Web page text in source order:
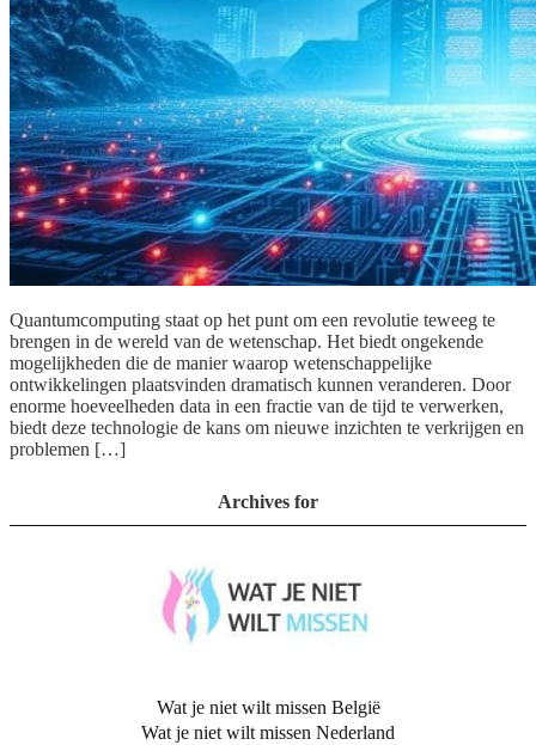
Quantumcomputing staat op het punt om een revolutie teweeg te
brengen in de wereld van de wetenschap. Het biedt ongekende
mogelijkheden die de manier waarop wetenschappelijke
ontwikkelingen plaatsvinden dramatisch kunnen veranderen. Door
enorme hoeveelheden data in een fractie van de tijd te verwerken,
biedt deze technologie de kans om nieuwe inzichten te verkrijgen en
problemen […]
Archives for
Wat je niet wilt missen België
Wat je niet wilt missen Nederland